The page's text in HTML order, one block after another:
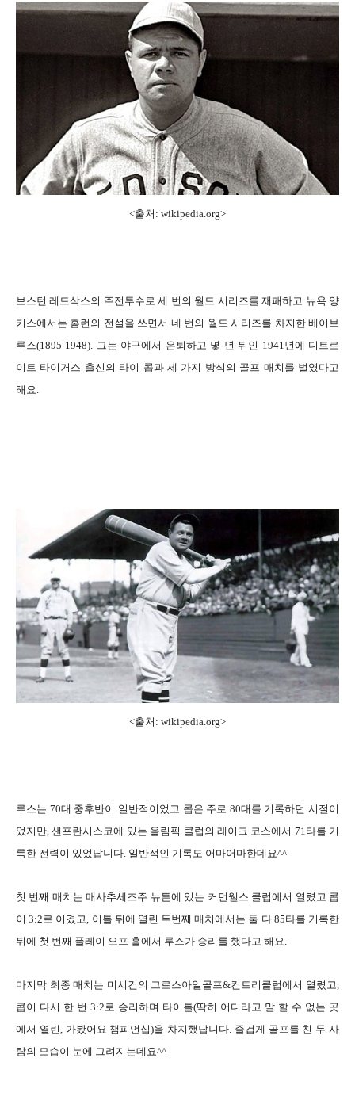
<출처: wikipedia.org>
보스턴 레드삭스의 주전투수로 세 번의 월드 시리즈를 재패하고 뉴욕 양
키스에서는 홈런의 전설을 쓰면서 네 번의 월드 시리즈를 차지한 베이브
루스(1895-1948). 그는 야구에서 은퇴하고 몇 년 뒤인 1941년에 디트로
이트 타이거스 출신의 타이 콥과 세 가지 방식의 골프 매치를 벌였다고
해요.
<출처: wikipedia.org>
루스는 70대 중후반이 일반적이었고 콥은 주로 80대를 기록하던 시절이
었지만, 샌프란시스코에 있는 올림픽 클럽의 레이크 코스에서 71타를 기
록한 전력이 있었답니다. 일반적인 기록도 어마어마한데요^^
첫 번째 매치는 매사추세즈주 뉴튼에 있는 커먼웰스 클럽에서 열렸고 콥
이 3:2로 이겼고, 이틀 뒤에 열린 두번째 매치에서는 둘 다 85타를 기록한
뒤에 첫 번째 플레이 오프 홀에서 루스가 승리를 했다고 해요.
마지막 최종 매치는 미시건의 그로스아일골프&컨트리클럽에서 열렸고,
콥이 다시 한 번 3:2로 승리하며 타이틀(딱히 어디라고 말 할 수 없는 곳
에서 열린, 가봤어요 챔피언십)을 차지했답니다. 즐겁게 골프를 친 두 사
람의 모습이 눈에 그려지는데요^^